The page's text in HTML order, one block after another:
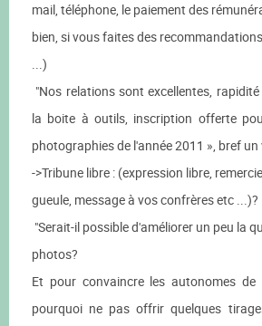
mail, téléphone, le paiement des
bien, si vous faites des
...)
"Nos relations sont excellentes,
la boite à outils, inscription offerte
photographies de l'année 2011 », bref
->Tribune libre : (expression libre,
gueule, message à vos confrères etc ...)?
"Serait-il possible d'améliorer un peu la
photos?
Et pour convaincre les autonomes de
pourquoi ne pas offrir quelques